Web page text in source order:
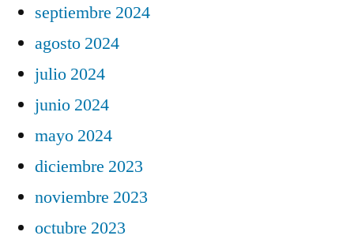
septiembre 2024
agosto 2024
julio 2024
junio 2024
mayo 2024
diciembre 2023
noviembre 2023
octubre 2023